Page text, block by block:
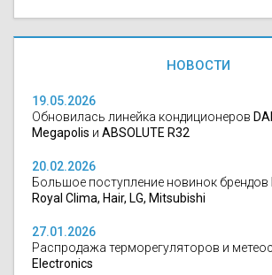
НОВОСТИ
19.05.2026
Обновилась линейка кондиционеров
Megapolis и ABSOLUTE R32
20.02.2026
Большое поступление новинок брендов
Royal Clima, Hair, LG, Mitsubishi
27.01.2026
Распродажа терморегуляторов и
Electronics